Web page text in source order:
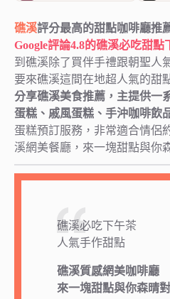
礁溪評分最高的甜點咖啡廳推
Google評論4.8的礁溪必吃甜點
到礁溪除了買伴手禮跟朝聖人
要來礁溪這間在地超人氣的甜
分享礁溪美食推薦，主提供一
蛋糕、戚風蛋糕、手沖咖啡飲
蛋糕預訂服務，非常適合情侶
溪網美餐廳，來一塊甜點與你
礁溪必吃下午茶
人氣手作甜點
礁溪質感網美咖啡廳
來一塊甜點與你森晴